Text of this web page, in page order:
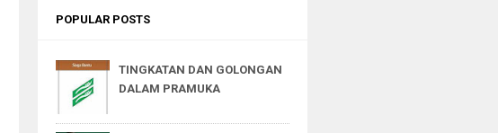
POPULAR POSTS
TINGKATAN DAN GOLONGAN
DALAM PRAMUKA